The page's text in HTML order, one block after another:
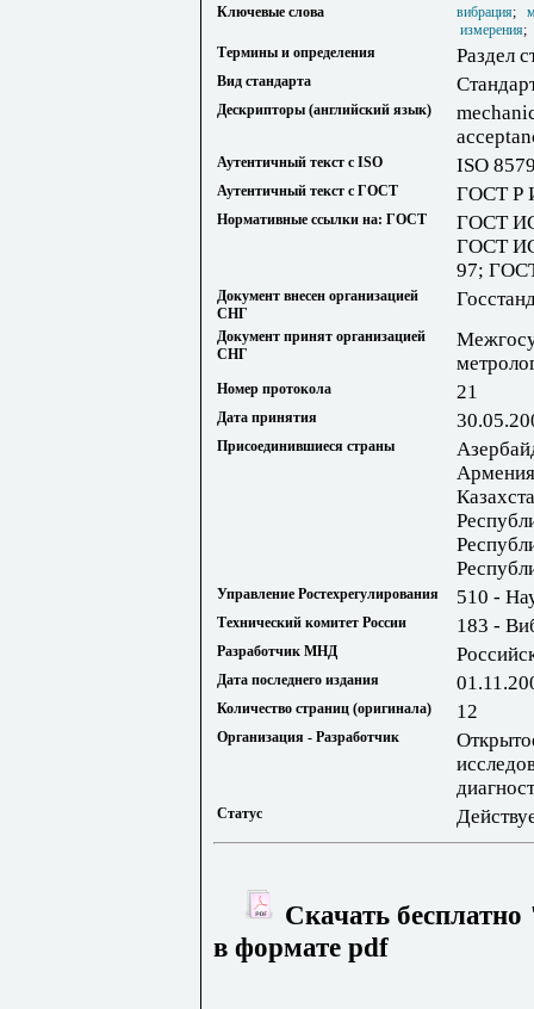
Ключевые слова вибрация;
измерения
Термины и определения
Раздел
Вид стандарта
Дескрипторы (английский язык)
Аутентичный текст с ISO ISO
Аутентичный текст с ГОСТ ГОСТ Р
Нормативные ссылки на: ГОСТ
ГОСТ
ГОСТ
97;
Документ внесен организацией
СНГ
Документ принят организацией
СНГ
Номер протокола 21
Дата принятия
Присоединившиеся страны
Управление Ростехрегулирования 510 -
Технический комитет России 183 -
Разработчик МНД
Дата последнего издания
Количество страниц (оригинала) 12
Организация - Разработчик
Статус
Скачать
в формате pdf